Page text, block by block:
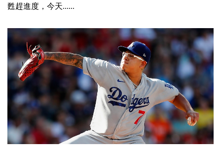
甦趕進度，今天......